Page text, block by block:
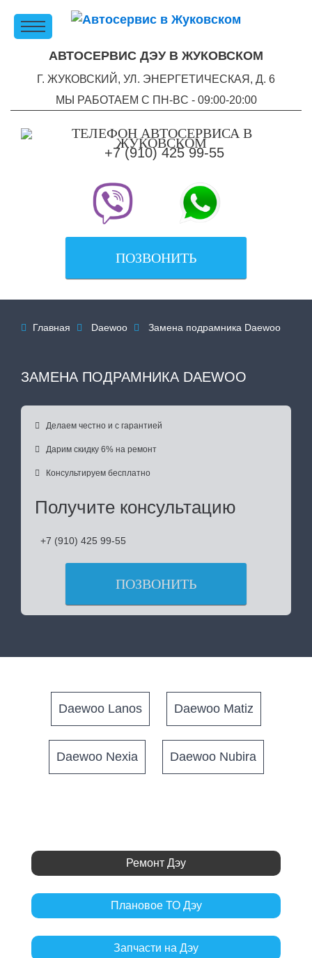
АВТОСЕРВИС ДЭУ В ЖУКОВСКОМ
Г. ЖУКОВСКИЙ, УЛ. ЭНЕРГЕТИЧЕСКАЯ, Д. 6
МЫ РАБОТАЕМ С ПН-ВC - 09:00-20:00
+7 (910) 425 99-55
ПОЗВОНИТЬ
 Главная  Daewoo  Замена подрамника Daewoo
ЗАМЕНА ПОДРАМНИКА DAEWOO
 Делаем честно и с гарантией
 Дарим скидку 6% на ремонт
 Консультируем бесплатно
Получите консультацию
+7 (910) 425 99-55
ПОЗВОНИТЬ
Daewoo Lanos Daewoo Matiz
Daewoo Nexia Daewoo Nubira
Ремонт Дэу
Плановое ТО Дэу
Запчасти на Дэу